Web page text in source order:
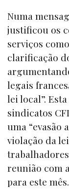
Numa
justificou os
serviços
clarificação
legais
lei local”.
sindicatos
uma “evasão
violação da
reunião com
para este mês.